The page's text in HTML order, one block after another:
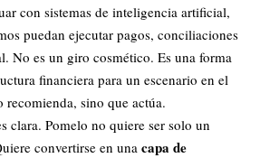
con sistemas de inteligencia artificial,
puedan ejecutar pagos, conciliaciones
No es un giro cosmético. Es una forma
financiera para un escenario en el
sino que actúa.
clara. Pomelo no quiere ser solo un
convertirse en una capa de